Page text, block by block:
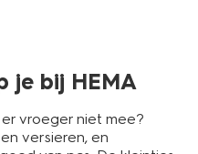
je bij HEMA
vroeger niet mee?
versieren, en